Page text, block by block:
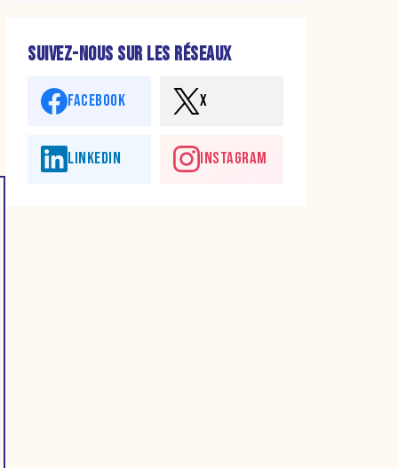
SUIVEZ-NOUS SUR LES RÉSEAUX
FACEBOOK X
LINKEDIN INSTAGRAM